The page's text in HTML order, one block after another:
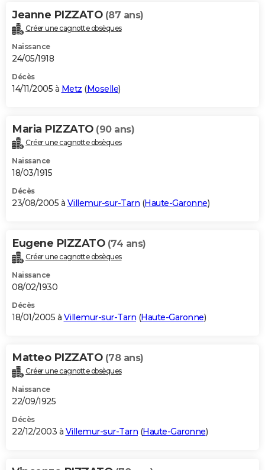
Jeanne PIZZATO (87 ans)
Créer une cagnotte obsèques
Naissance
24/05/1918
Décès
14/11/2005 à Metz (Moselle)
Maria PIZZATO (90 ans)
Créer une cagnotte obsèques
Naissance
18/03/1915
Décès
23/08/2005 à Villemur-sur-Tarn (Haute-Garonne)
Eugene PIZZATO (74 ans)
Créer une cagnotte obsèques
Naissance
08/02/1930
Décès
18/01/2005 à Villemur-sur-Tarn (Haute-Garonne)
Matteo PIZZATO (78 ans)
Créer une cagnotte obsèques
Naissance
22/09/1925
Décès
22/12/2003 à Villemur-sur-Tarn (Haute-Garonne)